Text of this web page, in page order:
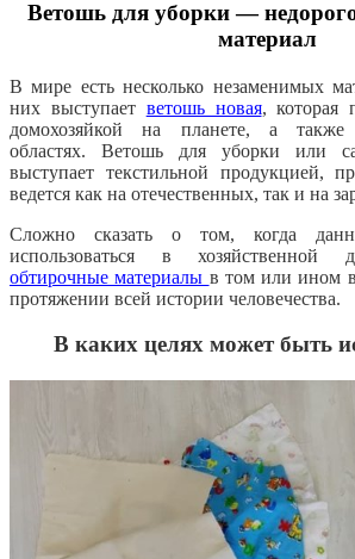
Ветошь для уборки —
материал
В мире есть несколько незаменимых
них выступает ветошь новая, которая
домохозяйкой на планете, а
областях. Ветошь для уборки или
выступает текстильной продукцией,
ведется как на отечественных, так и на
Сложно сказать о том, когда
использоваться в хозяйственной
обтирочные материалы в том или ином
протяжении всей истории человечества.
В каких целях может быть